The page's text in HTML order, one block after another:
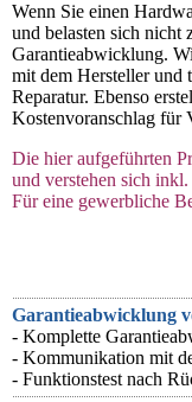
Wenn Sie einen
und belasten sich nicht
Garantieabwicklung.
mit dem Hersteller und
Reparatur. Ebenso
Kostenvoranschlag für
Die hier aufgeführten
und verstehen sich
Für eine gewerbliche
Garantieabwicklung
- Komplette
- Kommunikation mit
- Funktionstest nach